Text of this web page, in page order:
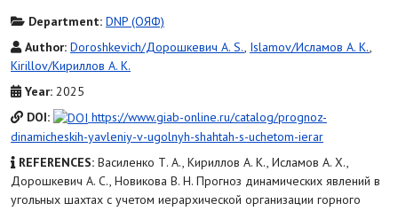
Department: DNP (ОЯФ)
Author: Doroshkevich/Дорошкевич A. S., Islamov/Исламов A. K.,
Kirillov/Кириллов A. K.
Year: 2025
DOI:
https://www.giab-online.ru/catalog/prognoz-
dinamicheskih-yavleniy-v-ugolnyh-shahtah-s-uchetom-ierar
REFERENCES: Василенко Т. А., Кириллов А. К., Исламов А. Х.,
Дорошкевич А. С., Новикова В. Н. Прогноз динамических явлений в
угольных шахтах с учетом иерархической организации горного